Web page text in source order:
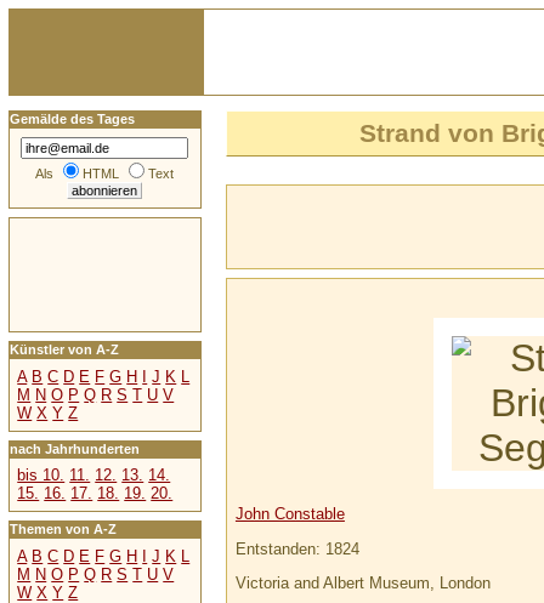
Strand von
John Constable
Entstanden: 1824
Victoria and Albert Museum, London
Gemälde des Tages
Als HTML Text
Künstler von A-Z
A B C D E F G H J K L
M N O P Q R S T U V
W X Y Z
nach Jahrhunderten
bis 10. 11. 12. 13. 14.
15. 16. 17. 18. 19. 20.
Themen von A-Z
A B C D E F G H I J K L
M N O P Q R S T U V
W X Y Z